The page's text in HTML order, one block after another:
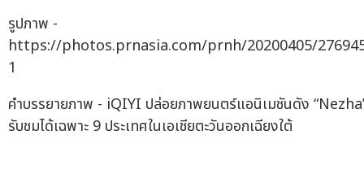
รูปภาพ -
https://photos.prnasia.com/prnh/20200405/
1
คำบรรยายภาพ - iQIYI ปล่อยภาพยนตร์แอนิเมชันดัง
รับชมได้เฉพาะ 9 ประเทศในเอเชียตะวันออกเฉียงใต้